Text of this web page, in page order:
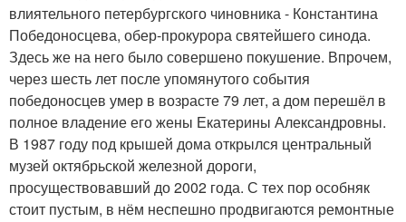
влиятельного петербургского чиновника - Константина
Победоносцева, обер-прокурора святейшего синода.
Здесь же на него было совершено покушение. Впрочем,
через шесть лет после упомянутого события
победоносцев умер в возрасте 79 лет, а дом перешёл в
полное владение его жены Екатерины Александровны.
В 1987 году под крышей дома открылся центральный
музей октябрьской железной дороги,
просуществовавший до 2002 года. С тех пор особняк
стоит пустым, в нём неспешно продвигаются ремонтные